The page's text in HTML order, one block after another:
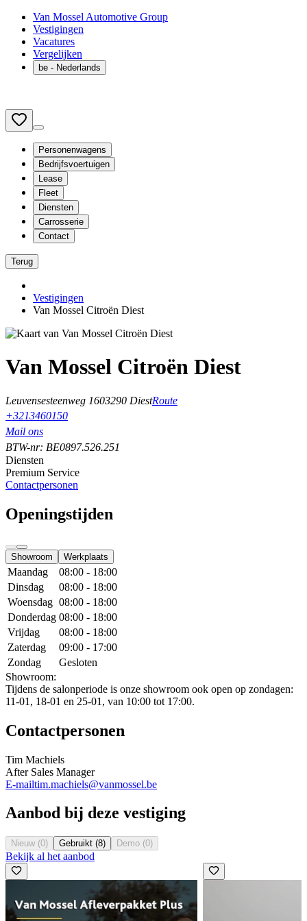
Van Mossel Automotive Group
Vestigingen
Vacatures
Vergelijken
be - Nederlands
Personenwagens
Bedrijfsvoertuigen
Lease
Fleet
Diensten
Carrosserie
Contact
Terug
Vestigingen
Van Mossel Citroën Diest
Van Mossel Citroën Diest
Leuvensesteenweg 1603290 DiestRoute
+3213460150
Mail ons
BTW-nr: BE0897.526.251
Diensten
Premium Service
Contactpersonen
Openingstijden
Showroom Werkplaats
Maandag
08:00 - 18:00
Dinsdag
08:00 - 18:00
Woensdag 08:00 - 18:00
Donderdag 08:00 - 18:00
Vrijdag
08:00 - 18:00
Zaterdag
09:00 - 17:00
Zondag
Gesloten
Showroom:
Tijdens de salonperiode is onze showroom ook open op zondagen:
11-01, 18-01 en 25-01, van 10:00 tot 17:00.
Contactpersonen
Tim Machiels
After Sales Manager
E-mailtim.machiels@vanmossel.be
Aanbod bij deze vestiging
Nieuw (0) Gebruikt (8) Demo (0)
Bekijk al het aanbod